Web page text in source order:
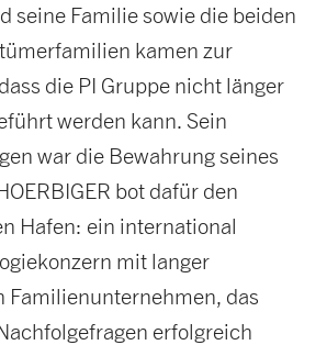
seine Familie sowie die beiden
kamen zur
die PI Gruppe nicht länger
werden kann. Sein
war die Bewahrung seines
bot dafür den
Hafen: ein international
mit langer
Familienunternehmen, das
erfolgreich